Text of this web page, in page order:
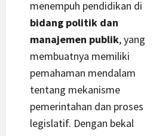
menempuh pendidikan di
bidang politik dan
manajemen publik, yang
membuatnya memiliki
pemahaman mendalam
tentang mekanisme
pemerintahan dan proses
legislatif. Dengan bekal